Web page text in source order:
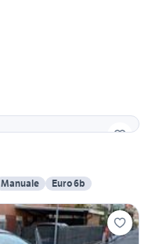
Manuale Euro 6b